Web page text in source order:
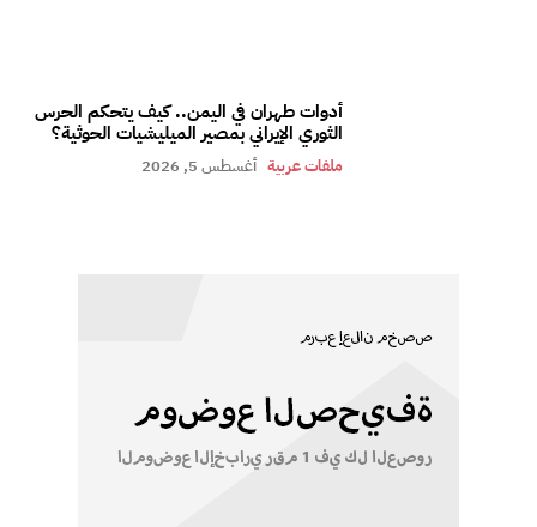
أدوات طهران في اليمن.. كيف يتحكم الحرس
الثوري الإيراني بمصير الميليشيات الحوثية؟
ملفات عربية أغسطس 5, 2026